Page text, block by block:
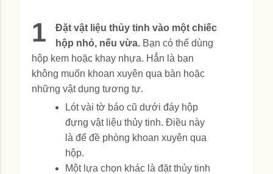
1
Đặt vật liệu thủy tinh vào một chiếc
hộp nhỏ, nếu vừa. Bạn có thể dùng
hộp kem hoặc khay nhựa. Hẳn là bạn
không muốn khoan xuyên qua bàn hoặc
những vật dụng tương tự.
Lót vài tờ báo cũ dưới đáy hộp
đựng vật liệu thủy tinh. Điều này
là để đề phòng khoan xuyên qua
hộp.
Một lựa chọn khác là đặt thủy tinh